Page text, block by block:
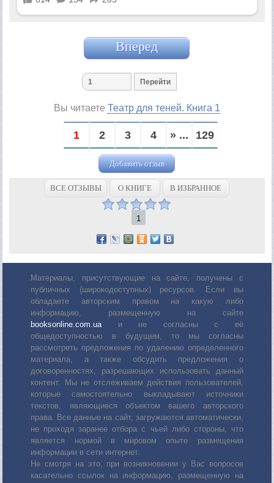
Вперед
Вы читаете Театр для теней. Книга 1
1 2 3 4 » ... 129
Добавить отзыв
ВСЕ ОТЗЫВЫ О КНИГЕ В ИЗБРАННОЕ
1
Материалы, присутствующие на сайте, получены с
публичных (широкодоступных) ресурсов. Если вы
обладаете авторским правом на какую либо
информацию, размещенную на сайте
booksonline.com.uaи не согласны с её
общедоступностью в будущем, то мы согласны
рассмотреть предложения по удалению определенного
материала, а также обсудить предложения о
договоренностях, разрешающих использовать данный
контент. Мы не отслеживаем действия пользователей,
которые самостоятельно выкладывают источники
текстов, являющиеся объектом вашего авторского
права. Все данные на сайт, загружаются автоматически,
не проходя заранее отбора с чьей либо стороны, что
является нормой в мировом опыте размещения
информации в сети интернет.
Не смотря на это, при возникновении у Вас вопросов
касательно ссылок на информацию, размещенную на